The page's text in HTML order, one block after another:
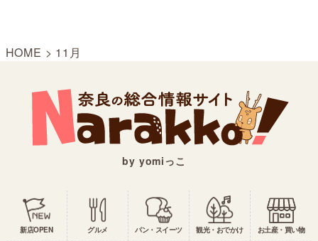
HOME > 11月
by yomiっこ
新店OPEN グルメ パン・スイーツ 観光・おでかけ お土産・買い物